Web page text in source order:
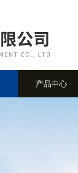
产品中心